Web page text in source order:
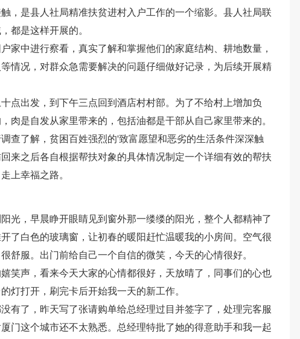
，是县人社局精准扶贫进村入户工作的一个缩影。县人社局联
都是这样开展的。
家中进行察看，真实了解和掌握他们的家庭结构、耕地数量，
情况，对群众急需要解决的问题仔细做好记录，为后续开展精
点出发，到下午三点回到酒店村村部。为了不给村上增加负
肉是自发从家里带来的，包括油都是干部从自己家里带来的。
查了解，贫困百姓强烈的'致富愿望和恶劣的生活条件深深触
来之后各自根据帮扶对象的具体情况制定一个详细有效的帮扶
上幸福之路。
光，早晨睁开眼睛见到窗外那一缕缕的阳光，整个人都精神了
了白色的玻璃窗，让初春的暖阳赶忙温暖我的小房间。空气很
舒服。出门前给自己一个自信的微笑，今天的心情很好。
笑声，看来今天大家的心情都很好，天放晴了，同事们的心也
灯打开，刷完卡后开始我一天的新工作。
有了，昨天写了张请购单给总经理过目并签字了，处理完客服
门这个城市还不太熟悉。总经理特批了她的得意助手和我一起